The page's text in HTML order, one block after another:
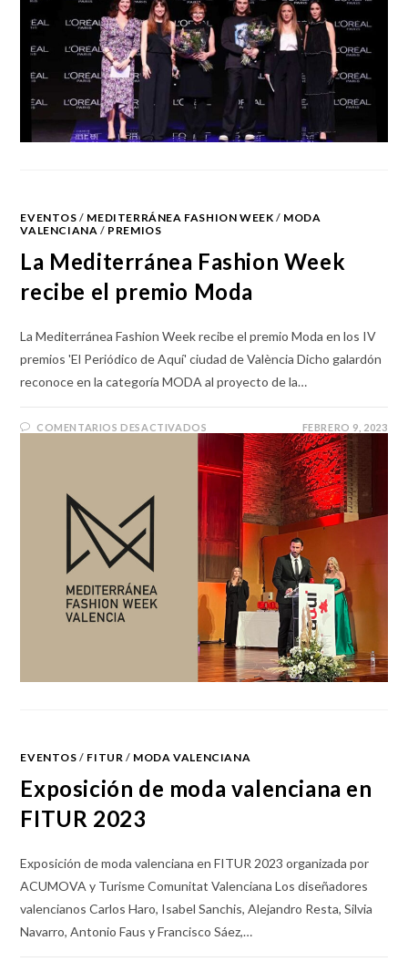
EVENTOS / MEDITERRÁNEA FASHION WEEK / MODA
VALENCIANA / PREMIOS
La Mediterránea Fashion Week
recibe el premio Moda
La Mediterránea Fashion Week recibe el premio Moda en los IV
premios 'El Periódico de Aquí' ciudad de València Dicho galardón
reconoce en la categoría MODA al proyecto de la…
COMENTARIOS DESACTIVADOS FEBRERO 9, 2023
EVENTOS / FITUR / MODA VALENCIANA
Exposición de moda valenciana en
FITUR 2023
Exposición de moda valenciana en FITUR 2023 organizada por
ACUMOVA y Turisme Comunitat Valenciana Los diseñadores
valencianos Carlos Haro, Isabel Sanchis, Alejandro Resta, Silvia
Navarro, Antonio Faus y Francisco Sáez,…